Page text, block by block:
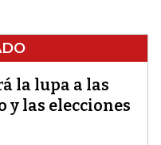
la lupa a las
y las elecciones